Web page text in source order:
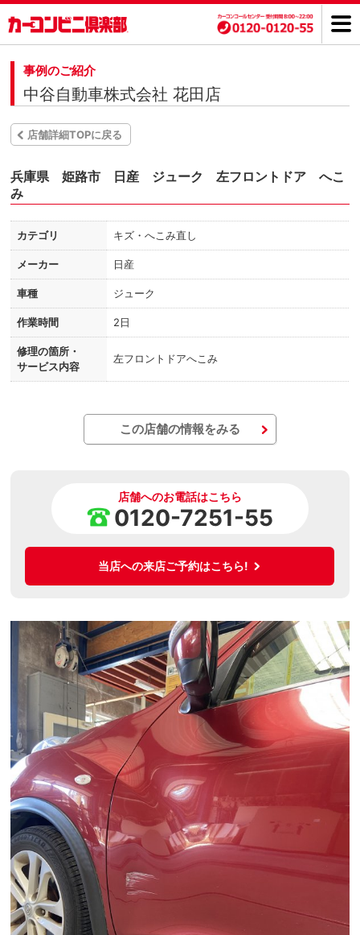
事例のご紹介
中谷自動車株式会社 花田店
店舗詳細TOPに戻る
兵庫県 姫路市 日産 ジューク 左フロントドア へこ
み
カテゴリ キズ・へこみ直し
メーカー 日産
車種 ジューク
作業時間 2日
修理の箇所・
サービス内容
左フロントドアへこみ
この店舗の情報をみる
店舗へのお電話はこちら
0120-7251-55
当店への来店ご予約はこちら!